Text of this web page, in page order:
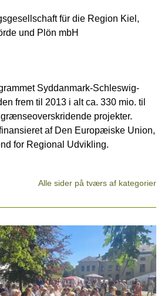
für die Region Kiel,
und Plön mbH
Syddanmark-Schleswig-
frem til 2013 i alt ca. 330 mio. til
projekter.
af Den Europæiske Union,
for Regional Udvikling.
Alle sider på tværs af kategorier